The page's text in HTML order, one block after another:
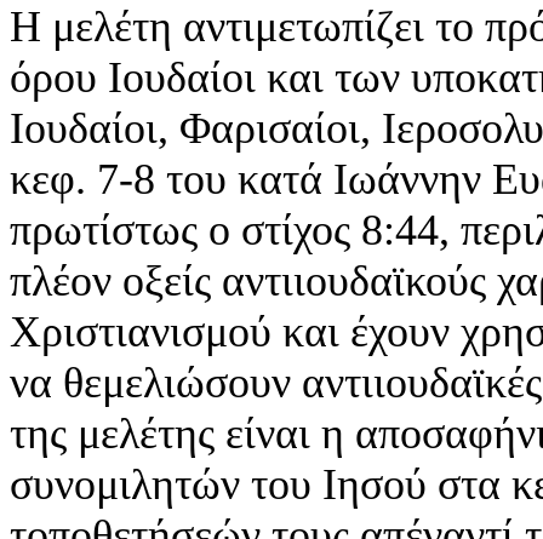
Η μελέτη αντιμετωπίζει το
όρου Ιουδαίοι και των
Ιουδαίοι, Φαρισαίοι,
κεφ. 7-8 του κατά Ιωάννην
πρωτίστως ο στίχος 8:44,
πλέον οξείς αντιιουδαϊκούς
Χριστιανισμού και έχουν
να θεμελιώσουν
της μελέτης είναι η
συνομιλητών του Ιησού στα